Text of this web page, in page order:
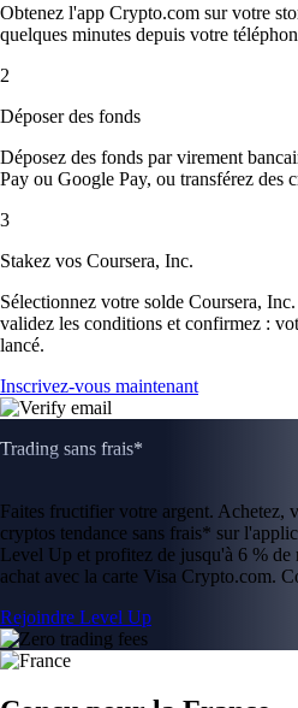
Obtenez l'app Crypto.com sur votre
quelques minutes depuis votre
2
Déposer des fonds
Déposez des fonds par virement
Pay ou Google Pay, ou transférez des
3
Stakez vos Coursera, Inc.
Sélectionnez votre solde Coursera,
validez les conditions et confirmez :
lancé.
Inscrivez-vous maintenant
Trading sans frais*
Faites fructifier votre argent. Achetez,
cryptos tendance sans frais* sur
Level Up et profitez de jusqu'à 6 % de
achat avec la carte Visa Crypto.com.
Rejoindre Level Up